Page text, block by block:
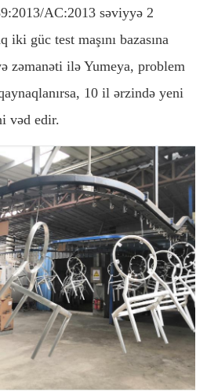
AC:2013 səviyyə 2
iki güc test maşını bazasına
zəmanəti ilə Yumeya, problem
10 il ərzində yeni
vəd edir.